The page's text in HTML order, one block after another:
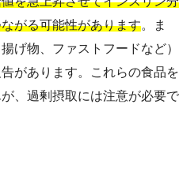
がる可能性があります。ま
げ物、ファストフードなど）
があります。これらの食品を
、過剰摂取には注意が必要で